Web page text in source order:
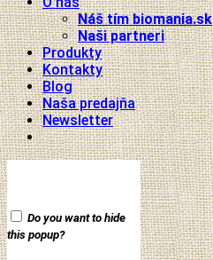
Náš tím biomania.sk
Naši partneri
Produkty
Kontakty
Blog
Naša predajňa
Newsletter
Do you want to hide
this popup?